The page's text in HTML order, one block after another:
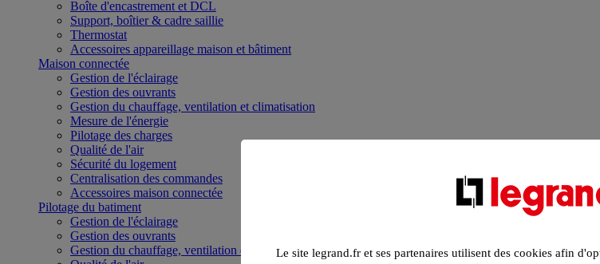
Boîte d'encastrement et DCL
Support, boîtier & cadre saillie
Thermostat
Accessoires appareillage maison et bâtiment
Maison connectée
Gestion de l'éclairage
Gestion des ouvrants
Gestion du chauffage, ventilation et climatisation
Mesure de l'énergie
Pilotage des charges
Qualité de l'air
Sécurité du logement
Centralisation des commandes
Accessoires maison connectée
Pilotage du batiment
Gestion de l'éclairage
Gestion des ouvrants
Gestion du chauffage, ventilation et climatisationLe site legrand.fr et ses partenaires utilisent des cookies afin